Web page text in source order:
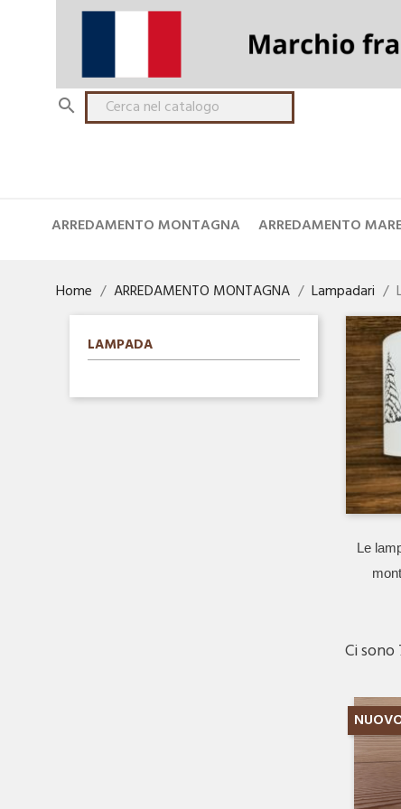

ARREDAMENTO MONTAGNA
ARREDAMENTO
Home ARREDAMENTO MONTAGNA Lampadari
LAMPADA
Le
Ci